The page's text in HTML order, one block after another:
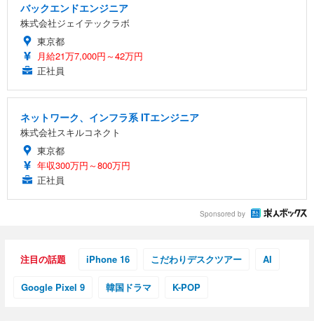
バックエンドエンジニア
株式会社ジェイテックラボ
東京都
月給21万7,000円～42万円
正社員
ネットワーク、インフラ系 ITエンジニア
株式会社スキルコネクト
東京都
年収300万円～800万円
正社員
Sponsored by
注目の話題 iPhone 16 こだわりデスクツアー AI
Google Pixel 9 韓国ドラマ K-POP